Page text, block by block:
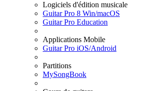
Logiciels d'édition musicale
Guitar Pro 8 Win/macOS
Guitar Pro Education
Applications Mobile
Guitar Pro iOS/Android
Partitions
MySongBook